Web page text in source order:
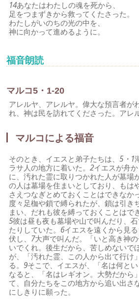
14あなたはわたしの魂を死から、
足をつまずきから救ってくたさった。
わたしがいのちの光の中を、
神に向かって進めるように。
福音朗読
マルコ5・1-20
アレルヤ、アレルヤ。偉大な預言者が
れ、神は民を訪れてくださった。アレ
マルコによる福音
そのとき、イエスと弟子たちは、5・1
ラサ人の地方に着いた。2イエスが舟
に、汚れた霊に取りつかれた人が墓場
の人は墓場を住まいとしており、もは
さえつなぎとめておくことはできなか
度々足枷や鎖で縛られたが、鎖は引き
まい、だれも彼を縛っておくことはで
5彼は昼も夜も墓場や山で叫んだり、
たりしていた。 6イエスを遠くから見
伏し、 7大声で叫んだ。「いと高き神
いでくれ。後生だから、苦しめないで
が、「汚れた霊、この人から出て行け
る。9そこで、イエスが、「名は何と
なると、「名はレギオン。大勢だから
て、自分たちをこの地方から追い出さ
にしきりに願った。